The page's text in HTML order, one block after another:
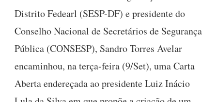
Distrito Fedearl (SESP-DF) e presidente do
Conselho Nacional de Secretários de Segurança
Pública (CONSESP), Sandro Torres Avelar
encaminhou, na terça-feira (9/Set), uma Carta
Aberta endereçada ao presidente Luiz Inácio